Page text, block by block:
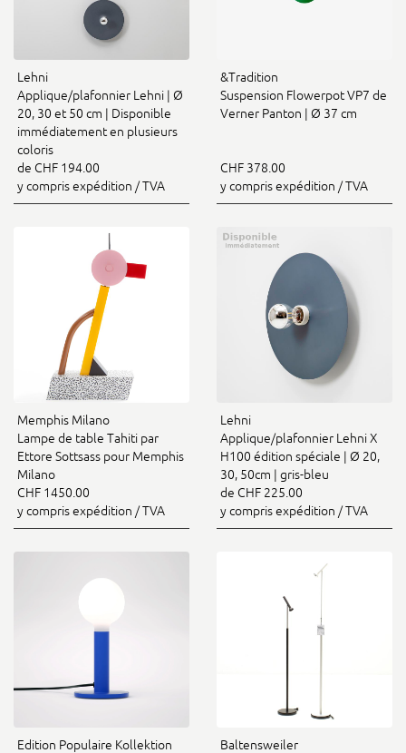
Lehni
Applique/plafonnier Lehni | Ø
20, 30 et 50 cm | Disponible
immédiatement en plusieurs
coloris
de CHF 194.00
y compris expédition / TVA
&Tradition
Suspension Flowerpot VP7 de
Verner Panton | Ø 37 cm
CHF 378.00
y compris expédition / TVA
Memphis Milano
Lampe de table Tahiti par
Ettore Sottsass pour Memphis
Milano
CHF 1450.00
y compris expédition / TVA
Lehni
Applique/plafonnier Lehni X
H100 édition spéciale | Ø 20,
30, 50cm | gris-bleu
de CHF 225.00
y compris expédition / TVA
Edition Populaire Kollektion
Baltensweiler